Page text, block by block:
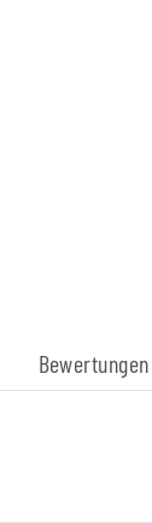
Bewertungen